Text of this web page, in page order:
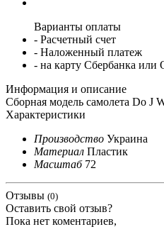
Варианты оплаты
- Расчетный счет
- Наложенный платеж
- на карту Сбербанка или
Информация и описание
Сборная модель самолета Do J
Характеристики
Производство Украина
Материал Пластик
Масштаб 72
Отзывы (0)
Оставить свой отзыв?
Пока нет коментариев,